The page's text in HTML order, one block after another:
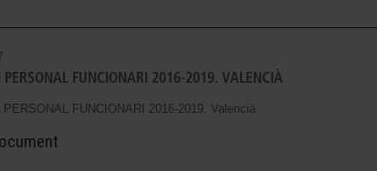
PERSONAL FUNCIONARI 2016-2019. VALENCIÀ
PERSONAL FUNCIONARI 2016-2019. Valencià